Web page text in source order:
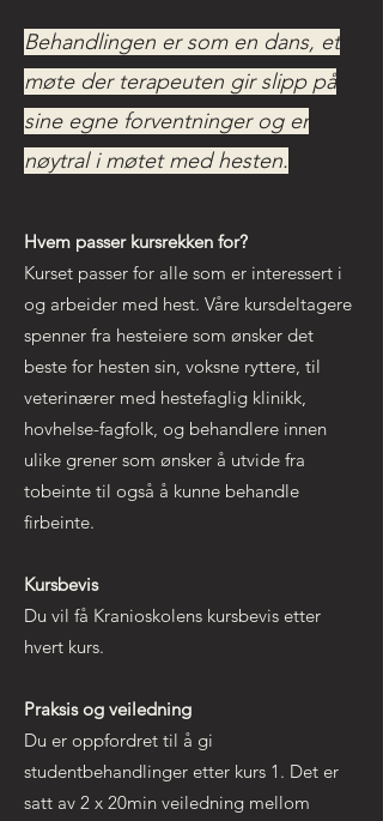
Behandlingen er som en dans, et
møte der terapeuten gir slipp på
sine egne forventninger og er
nøytral i møtet med hesten.
Hvem passer kursrekken for?
Kurset passer for alle som er interessert i
og arbeider med hest. Våre kursdeltagere
spenner fra hesteiere som ønsker det
beste for hesten sin, voksne ryttere, til
veterinærer med hestefaglig klinikk,
hovhelse-fagfolk, og behandlere innen
ulike grener som ønsker å utvide fra
tobeinte til også å kunne behandle
firbeinte.
Kursbevis
Du vil få Kranioskolens kursbevis etter
hvert kurs.
Praksis og veiledning
Du er oppfordret til å gi
studentbehandlinger etter kurs 1. Det er
satt av 2 x 20min veiledning mellom